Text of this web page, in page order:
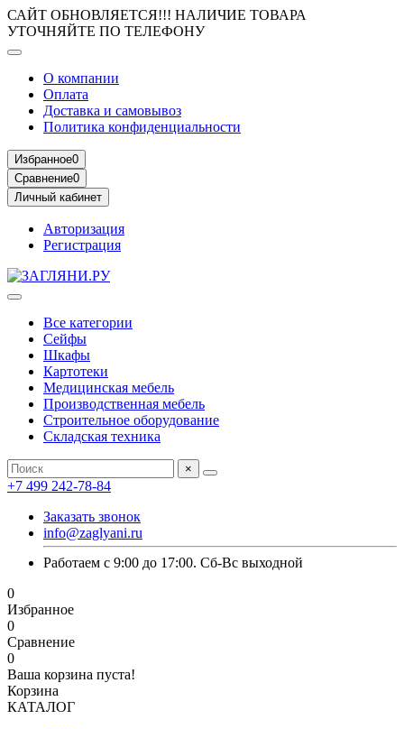
САЙТ ОБНОВЛЯЕТСЯ!!! НАЛИЧИЕ ТОВАРА
УТОЧНЯЙТЕ ПО ТЕЛЕФОНУ
О компании
Оплата
Доставка и самовывоз
Политика конфиденциальности
Избранное0
Сравнение0
Личный кабинет
Авторизация
Регистрация
Все категории
Сейфы
Шкафы
Картотеки
Медицинская мебель
Производственная мебель
Строительное оборудование
Складская техника
×
+7 499 242-78-84
Заказать звонок
info@zaglyani.ru
Работаем с 9:00 до 17:00. Сб-Вс выходной
0
Избранное
0
Сравнение
0
Ваша корзина пуста!
Корзина
КАТАЛОГ